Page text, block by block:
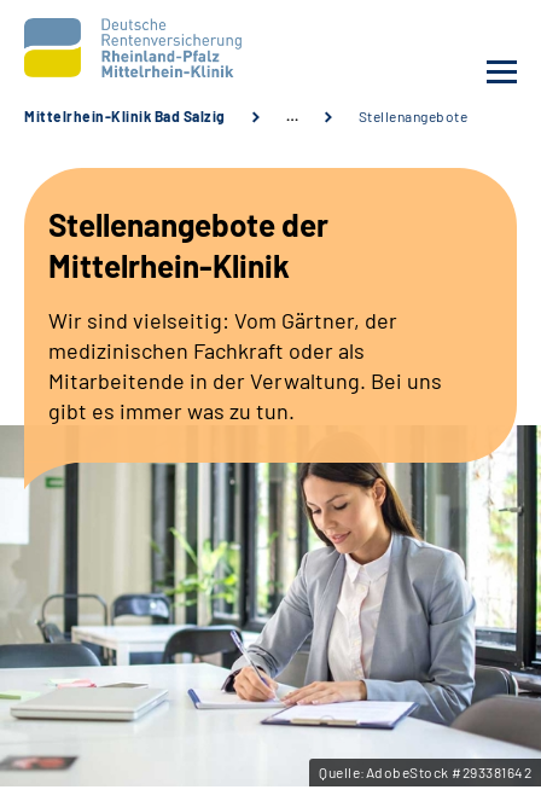
Unsere Angebote
Karriere
Zuweisende &
Leichte Sprache
Gebärdensprache
Mittelrhein-Klinik Bad Salzig … Stellenangebote
Stellenangebote der
Mittelrhein-Klinik
Wir sind vielseitig: Vom Gärtner, der
medizinischen Fachkraft oder als
Mitarbeitende in der Verwaltung. Bei uns
gibt es immer was zu tun.
Quelle:AdobeStock #293381642